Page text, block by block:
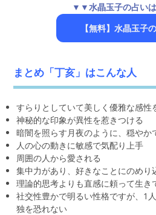
▼▼水晶玉子の占い
【無料】水晶玉子
まとめ「丁亥」はこんな人
すらりとしていて美しく優雅な感性
神秘的な印象が異性を惹きつける
暗闇を照らす月夜のように、穏やか
人の心の動きに敏感で気配り上手
周囲の人から愛される
集中力があり、好きなことにのめり
理論的思考よりも直感に頼って生き
社交性豊かで明るい性格ですが、1
独を恐れない